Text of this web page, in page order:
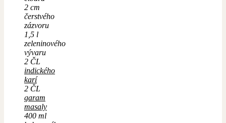
2 cm
čerstvého
zázvoru
1,5 l
zeleninového
vývaru
2 ČL
indického
karí
2 ČL
garam
masaly
400 ml